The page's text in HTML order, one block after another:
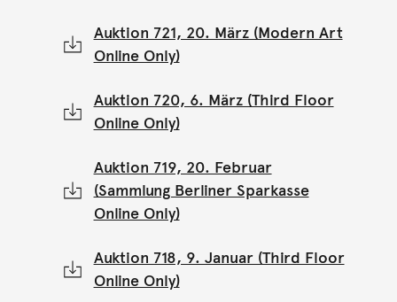
Auktion 721, 20. März (Modern Art
Online Only)
Auktion 720, 6. März (Third Floor
Online Only)
Auktion 719, 20. Februar
(Sammlung Berliner Sparkasse
Online Only)
Auktion 718, 9. Januar (Third Floor
Online Only)